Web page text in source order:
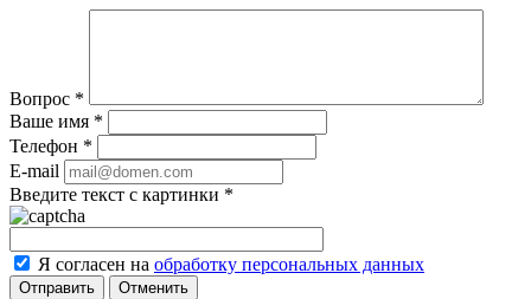
Вопрос *
Ваше имя *
Телефон *
E-mail
Введите текст с картинки *
Я согласен на обработку персональных данных
Отменить